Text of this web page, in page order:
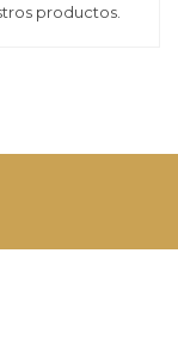
productos.